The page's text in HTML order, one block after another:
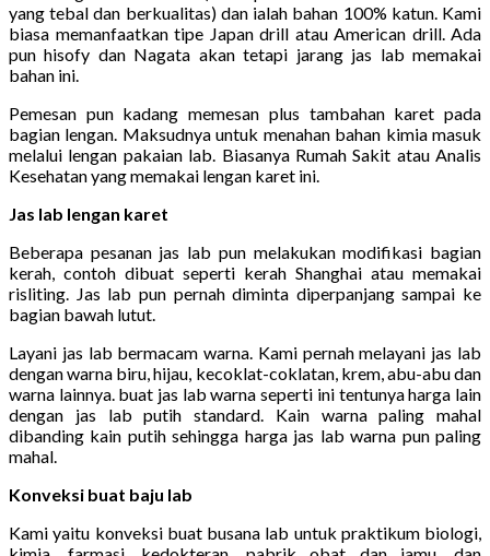
yang tebal dan berkualitas) dan ialah bahan 100% katun. Kami
biasa memanfaatkan tipe Japan drill atau American drill. Ada
pun hisofy dan Nagata akan tetapi jarang jas lab memakai
bahan ini.
Pemesan pun kadang memesan plus tambahan karet pada
bagian lengan. Maksudnya untuk menahan bahan kimia masuk
melalui lengan pakaian lab. Biasanya Rumah Sakit atau Analis
Kesehatan yang memakai lengan karet ini.
Jas lab lengan karet
Beberapa pesanan jas lab pun melakukan modifikasi bagian
kerah, contoh dibuat seperti kerah Shanghai atau memakai
risliting. Jas lab pun pernah diminta diperpanjang sampai ke
bagian bawah lutut.
Layani jas lab bermacam warna. Kami pernah melayani jas lab
dengan warna biru, hijau, kecoklat-coklatan, krem, abu-abu dan
warna lainnya. buat jas lab warna seperti ini tentunya harga lain
dengan jas lab putih standard. Kain warna paling mahal
dibanding kain putih sehingga harga jas lab warna pun paling
mahal.
Konveksi buat baju lab
Kami yaitu konveksi buat busana lab untuk praktikum biologi,